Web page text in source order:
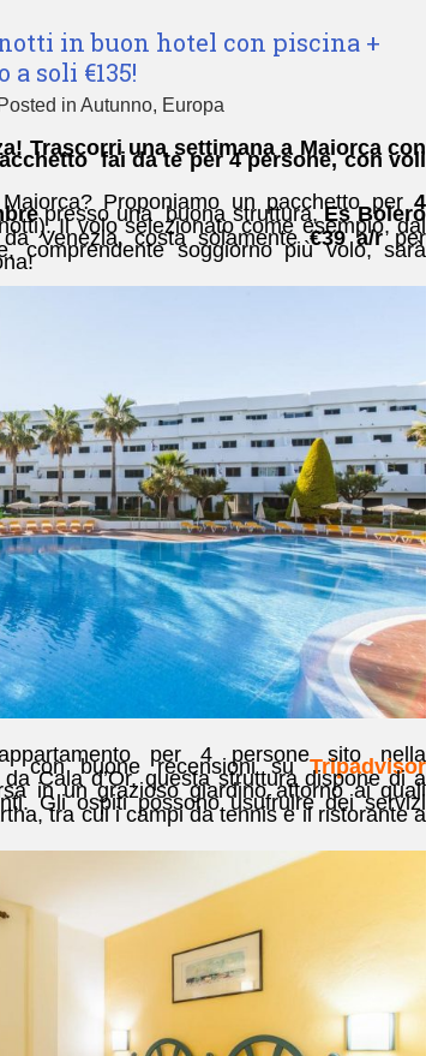
in buon hotel con piscina +
soli €135!
Posted in Autunno, Europa
Trascorri una settimana a Maiorca con
fai da te per 4 persone, con voli
Proponiamo un pacchetto per 4
presso una buona struttura,Es Bolero
Il volo selezionato come esempio, dal
da Venezia, costa solamente€39 a/rper
comprendente soggiorno più volo, sarà
per 4 persone sito nella
con buone recensioni suTripadvisor
Cala d’Or, questa struttura dispone di a
in un grazioso giardino attorno ai quali
Gli ospiti possono usufruire dei servizi
tra cui i campi da tennis e il ristorante a